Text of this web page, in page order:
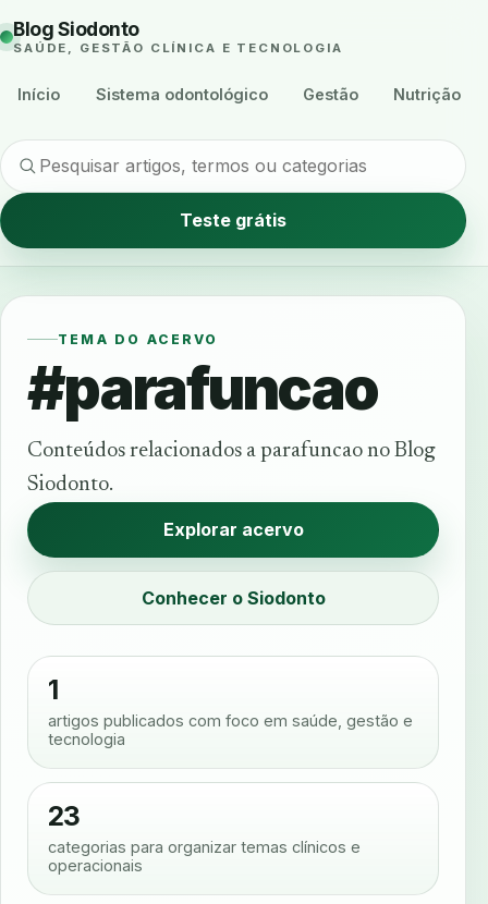
Blog Siodonto
SAÚDE, GESTÃO CLÍNICA E TECNOLOGIA
Início Sistema odontológico Gestão Nutrição
Teste grátis
TEMA DO ACERVO
#parafuncao
Conteúdos relacionados a parafuncao no Blog
Siodonto.
Explorar acervo
Conhecer o Siodonto
1
artigos publicados com foco em saúde, gestão e
tecnologia
23
categorias para organizar temas clínicos e
operacionais